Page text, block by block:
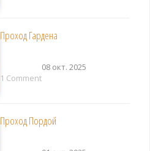
Проход Гардена
08 окт. 2025
1 Comment
Проход Пордой